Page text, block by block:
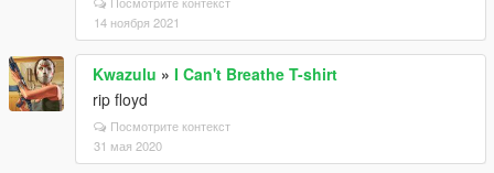
14 ноября 2021
Kwazulu » I Can't Breathe T-shirt
rip floyd
Посмотрите контекст
31 мая 2020